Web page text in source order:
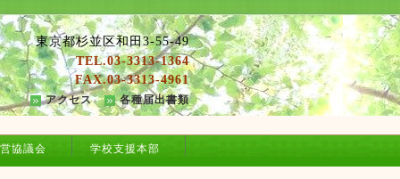
東京都杉並区和田3-55-49
TEL.03-3313-1364
FAX.03-3313-4961
アクセス 各種届出書類
協議会 学校支援本部